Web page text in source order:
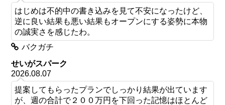
はじめは不的中の書き込みを見て不安になったけど、
逆に良い結果も悪い結果もオープンにする姿勢に本物
の誠実さを感じたわ。
バクガチ
せいがスパーク
2026.08.07
提案してもらったプランでしっかり結果が出ています
が、週の合計で２００万円を下回った記憶はほとんど